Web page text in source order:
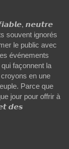
𝙣𝙚𝙪𝙩𝙧𝙚
souvent ignorés
le public avec
événements
façonnent la
en une
Parce que
jour pour offrir à
𝙙𝙚𝙨